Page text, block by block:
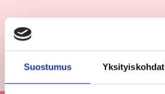
Suostumus Yksityiskohdat